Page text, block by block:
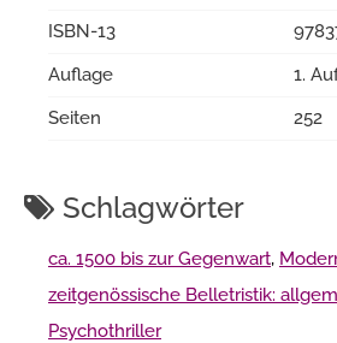
ISBN-13
Auflage
1.
Seiten
252
Schlagwörter
ca. 1500 bis zur Gegenwart,
zeitgenössische Belletristik:
Psychothriller